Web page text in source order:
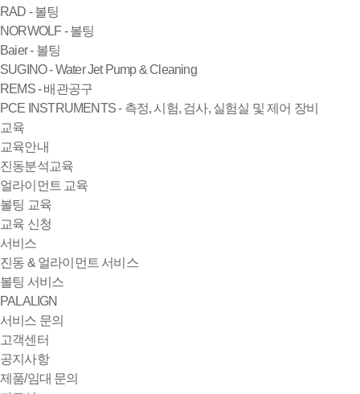
RAD - 볼팅
NORWOLF - 볼팅
Baier - 볼팅
SUGINO - Water Jet Pump & Cleaning
REMS - 배관공구
PCE INSTRUMENTS - 측정, 시험, 검사, 실험실 및 제어 장비
교육
교육안내
진동분석교육
얼라이먼트 교육
볼팅 교육
교육 신청
서비스
진동 & 얼라이먼트 서비스
볼팅 서비스
PALALIGN
서비스 문의
고객센터
공지사항
제품/임대 문의